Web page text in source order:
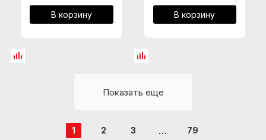
В корзину В корзину
Показать еще
1 2 3 79